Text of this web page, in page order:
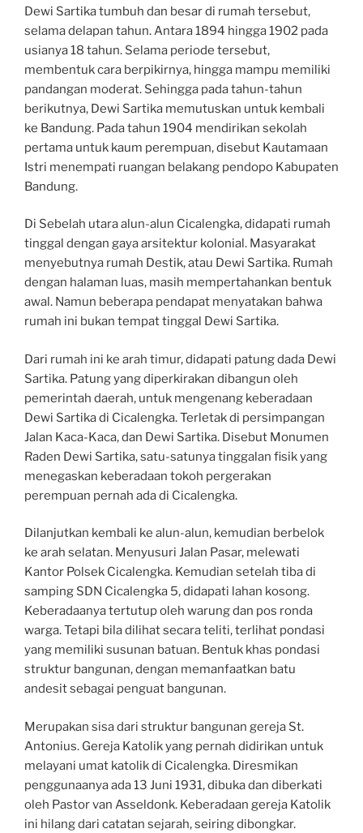
Dewi Sartika tumbuh dan besar di rumah tersebut,
selama delapan tahun. Antara 1894 hingga 1902 pada
usianya 18 tahun. Selama periode tersebut,
membentuk cara berpikirnya, hingga mampu memiliki
pandangan moderat. Sehingga pada tahun-tahun
berikutnya, Dewi Sartika memutuskan untuk kembali
ke Bandung. Pada tahun 1904 mendirikan sekolah
pertama untuk kaum perempuan, disebut Kautamaan
Istri menempati ruangan belakang pendopo Kabupaten
Bandung.
Di Sebelah utara alun-alun Cicalengka, didapati rumah
tinggal dengan gaya arsitektur kolonial. Masyarakat
menyebutnya rumah Destik, atau Dewi Sartika. Rumah
dengan halaman luas, masih mempertahankan bentuk
awal. Namun beberapa pendapat menyatakan bahwa
rumah ini bukan tempat tinggal Dewi Sartika.
Dari rumah ini ke arah timur, didapati patung dada Dewi
Sartika. Patung yang diperkirakan dibangun oleh
pemerintah daerah, untuk mengenang keberadaan
Dewi Sartika di Cicalengka. Terletak di persimpangan
Jalan Kaca-Kaca, dan Dewi Sartika. Disebut Monumen
Raden Dewi Sartika, satu-satunya tinggalan fisik yang
menegaskan keberadaan tokoh pergerakan
perempuan pernah ada di Cicalengka.
Dilanjutkan kembali ke alun-alun, kemudian berbelok
ke arah selatan. Menyusuri Jalan Pasar, melewati
Kantor Polsek Cicalengka. Kemudian setelah tiba di
samping SDN Cicalengka 5, didapati lahan kosong.
Keberadaanya tertutup oleh warung dan pos ronda
warga. Tetapi bila dilihat secara teliti, terlihat pondasi
yang memiliki susunan batuan. Bentuk khas pondasi
struktur bangunan, dengan memanfaatkan batu
andesit sebagai penguat bangunan.
Merupakan sisa dari struktur bangunan gereja St.
Antonius. Gereja Katolik yang pernah didirikan untuk
melayani umat katolik di Cicalengka. Diresmikan
penggunaanya ada 13 Juni 1931, dibuka dan diberkati
oleh Pastor van Asseldonk. Keberadaan gereja Katolik
ini hilang dari catatan sejarah, seiring dibongkar.